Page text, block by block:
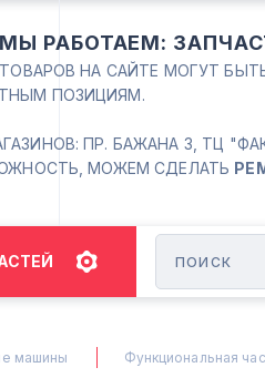
РАБОТАЕМ:
НА САЙТЕ МОГУТ
ПОЗИЦИЯМ.
ПР. БАЖАНА 3, ТЦ
МОЖЕМ СДЕЛАТЬ
машины Функциональная